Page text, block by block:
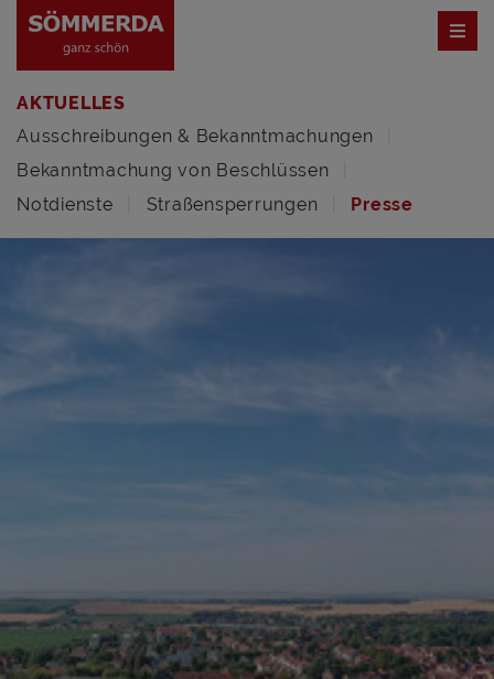
AKTUELLES
Ausschreibungen & Bekanntmachungen
Bekanntmachung von Beschlüssen
Notdienste
Straßensperrungen Presse